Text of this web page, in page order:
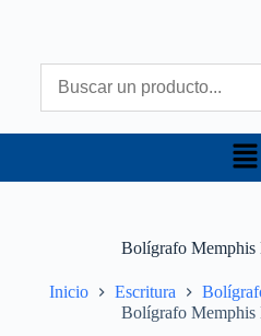
Bolígrafo Memphis
Inicio Escritura
Bolígrafo Memphis